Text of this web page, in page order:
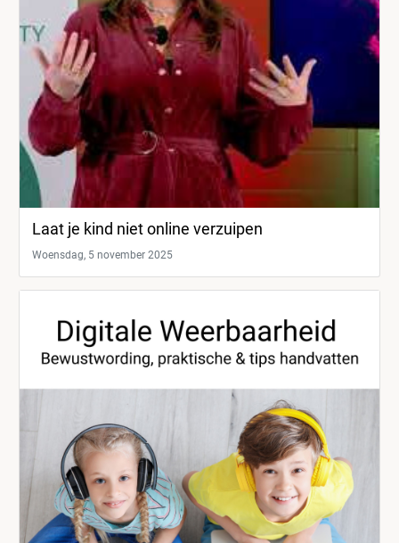
Laat je kind niet online verzuipen
Woensdag, 5 november 2025